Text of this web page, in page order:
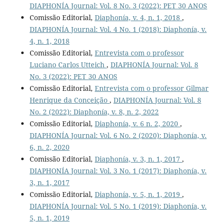
DIAPHONÍA Journal: Vol. 8 No. 3 (2022): PET 30 ANOS
Comissão Editorial, Diaphonía, v. 4, n. 1, 2018 ,
DIAPHONÍA Journal: Vol. 4 No. 1 (2018): Diaphonía, v.
4, n. 1, 2018
Comissão Editorial, Entrevista com o professor
Luciano Carlos Utteich , DIAPHONÍA Journal: Vol. 8
No. 3 (2022): PET 30 ANOS
Comissão Editorial, Entrevista com o professor Gilmar
Henrique da Conceição , DIAPHONÍA Journal: Vol. 8
No. 2 (2022): Diaphonía, v. 8, n. 2, 2022
Comissão Editorial, Diaphonía, v. 6 n. 2, 2020 ,
DIAPHONÍA Journal: Vol. 6 No. 2 (2020): Diaphonía, v.
6, n. 2, 2020
Comissão Editorial, Diaphonía, v. 3, n. 1, 2017 ,
DIAPHONÍA Journal: Vol. 3 No. 1 (2017): Diaphonía, v.
3, n. 1, 2017
Comissão Editorial, Diaphonía, v. 5, n. 1, 2019 ,
DIAPHONÍA Journal: Vol. 5 No. 1 (2019): Diaphonía, v.
5, n. 1, 2019